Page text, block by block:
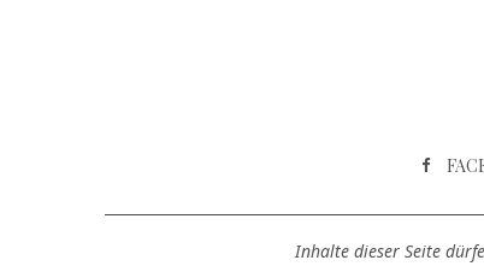
Inhalte dieser Seite